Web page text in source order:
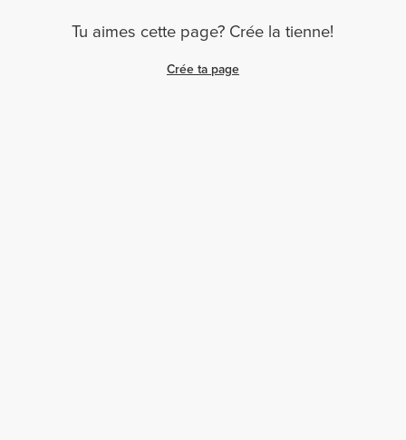
Tu aimes cette page? Crée la tienne!
Crée ta page